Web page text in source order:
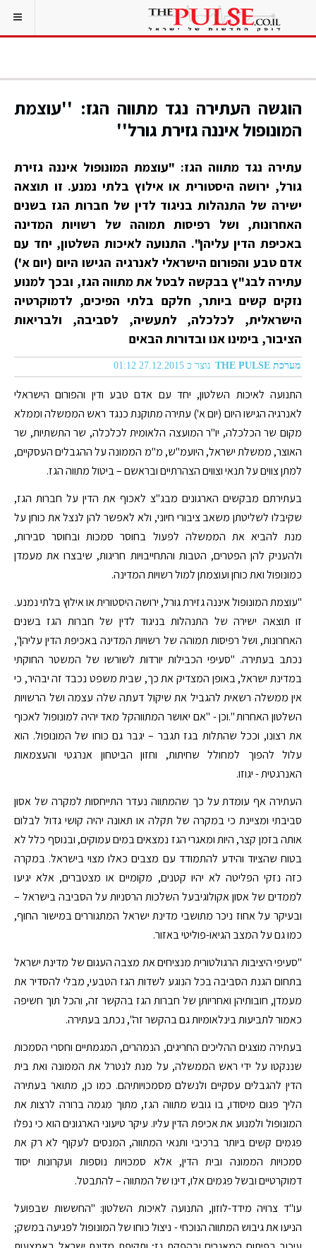
הוגשה העתירה נגד מתווה הגז: ''עוצמת
המונופול איננה גזירת גורל''
עתירה נגד מתווה הגז: "עוצמת המונופול איננה גזירת
גורל, ירושה היסטורית או אילוץ בלתי נמנע. זו תוצאה
ישירה של התנהלות בניגוד לדין של חברות הגז בשנים
האחרונות, ושל רפיסות תמוהה של רשויות המדינה
באכיפת הדין עליהן". התנועה לאיכות השלטון, יחד עם
אדם טבע והפורום הישראלי לאנרגיה הגישו היום (יום א')
עתירה לבג"ץ בבקשה לבטל את מתווה הגז, ובכך למנוע
נזקים קשים ביותר, חלקם בלתי הפיכים, לדמוקרטיה
הישראלית, לכלכלה, לתעשיה, לסביבה, ולבריאות
הציבור, בימינו אנו ובדורות הבאים
מערכת THE PULSE נוצר ב 27.12.2015 01:12
התנועה לאיכות השלטון, יחד עם אדם טבע ודין והפורום הישראלי
לאנרגיה הגישו היום (יום א') עתירה מתוקנת כנגד ראש הממשלה וממלא
מקום שר הכלכלה, יו"ר המועצה הלאומית לכלכלה, שר התשתיות, שר
האוצר, ממשלת ישראל, היועמ"ש, מ"מ הממונה על ההגבלים העסקיים,
למתן צווים על תנאי וצווים הצהרתיים ובראשם – ביטול מתווה הגז.
בעתירתם מבקשים הארגונים מבג"צ לאכוף את הדין על חברות הגז,
שקיבלו לשליטתן משאב ציבורי חיוני, ולא לאפשר להן לנצל את כוחן על
מנת להביא את הממשלה לפעול בחוסר סמכות ובחוסר סבירות,
ולהעניק להן הפטרים, הטבות והתחייבויות חריגות, שיבצרו את מעמדן
כמונופול ואת כוחן ועוצמתן למול רשויות המדינה.
"עוצמת המונופול איננה גזירת גורל, ירושה היסטורית או אילוץ בלתי נמנע.
זו תוצאה ישירה של התנהלות בניגוד לדין של חברות הגז בשנים
האחרונות, ושל רפיסות תמוהה של רשויות המדינה באכיפת הדין עליהן",
נכתב בעתירה. "סעיפי הכבילות יורדות לשורשו של המשטר החוקתי
במדינת ישראל, באופן המצדיק את כך, שבית משפט נכבד זה יבהיר, כי
אין ממשלה רשאית להגביל את שיקול דעתה שלה עצמה ושל הרשויות
השלטון האחרות ".וכן - "אם יאושר המתווהקל מאד יהיה למונופול לאכוף
את רצונו, וככל שהתלות בגז תגבר – יגבר גם כוחו של המונופול. הוא
עלול להפוך למחולל שחיתות, וחזון הביטחון אנרגטי והעצמאות
האנרגטית - יגוזו.
העתירה אף עומדת על כך שהמתווה נעדר התייחסות למקרה של אסון
סביבתי ומציינת כי במקרה של תקלה או תאונה יהיה קושי גדול לבלום
אותה בזמן קצר, היות ומאגרי הגז נמצאים במים עמוקים, ובנוסף כלל לא
בטוח שהציוד והידע להתמודד עם מצבים כאלו מצוי בישראל. במקרה
כזה נזקי הפליטה לא יהיו קטנים, מקומיים או מצטברים, אלא יגיעו
לממדים של אסון אקולוגיבעל השלכות הרסניות על הסביבה בישראל –
ובעיקר על אחוז ניכר מתושבי מדינת ישראל המתגוררים במישור החוף,
כמו גם על המצב הגיאו-פוליטי באזור.
"סעיפי היציבות הרגולטורית מנציחים את מצבה העגום של מדינת ישראל
בתחום הגנת הסביבה בכל הנוגע לשדות הגז הטבעי, מבלי להסדיר את
מעמדן, חובותיהן ואחריותן של חברות הגז בהקשר זה, והכל תוך חשיפה
כאמור לתביעות בינלאומיות גם בהקשר זה", נכתב בעתירה.
בעתירה מוצגים ההליכים החריגים, הנמהרים, המגמתיים וחסרי הסמכות
שננקטו על ידי ראש הממשלה, על מנת לנטרל את הממונה ואת בית
הדין להגבלים עסקיים ולנשלם מסמכויותיהם. כמו כן, מתואר בעתירה
הליך פגום מיסודו, בו גובש מתווה הגז, מתוך מגמה ברורה לרצות את
המונופול ולמנוע את אכיפת הדין עליו. עיקר טיעוני הארגונים הוא כי נפלו
פגמים קשים ביותר ברכיבי ותנאי המתווה, המנסים לעקוף לא רק את
סמכויות הממונה ובית הדין, אלא סמכויות נוספות ועקרונות יסוד
דמוקרטיים ובשל פגמים אלו, דינו של המתווה – להתבטל.
עו"ד צרויה מידד-לוזון, התנועה לאיכות השלטון: "החששות שבפועל
הניעו את גיבוש המתווה הנוכחי - ניצול כוחו של המונופול לפגיעה במשק;